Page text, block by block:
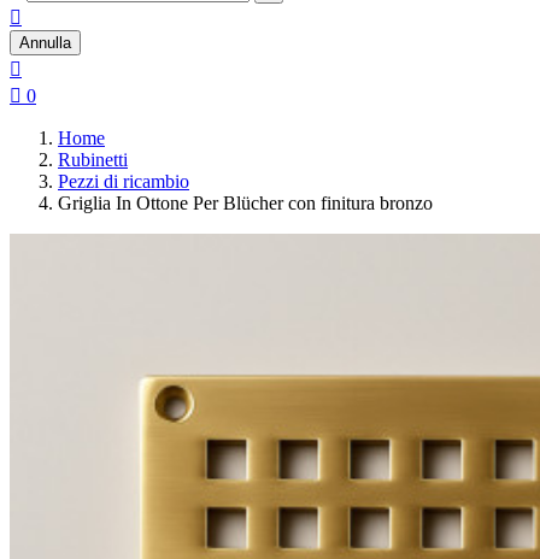

Annulla

 0
Home
Rubinetti
Pezzi di ricambio
Griglia In Ottone Per Blücher con finitura bronzo